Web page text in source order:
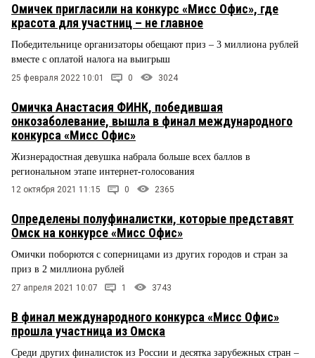
СТИЛЬ ЖИЗНИ
Омичек пригласили на конкурс «Мисс Офис», где
красота для участниц – не главное
Победительнице организаторы обещают приз – 3 миллиона рублей
вместе с оплатой налога на выигрыш
25 февраля 2022 10:01 0 3024
Омичка Анастасия ФИНК, победившая
онкозаболевание, вышла в финал международного
конкурса «Мисс Офис»
Жизнерадостная девушка набрала больше всех баллов в
региональном этапе интернет-голосования
12 октября 2021 11:15 0 2365
Определены полуфиналистки, которые представят
Омск на конкурсе «Мисс Офис»
Омички поборются с соперницами из других городов и стран за
приз в 2 миллиона рублей
27 апреля 2021 10:07 1 3743
В финал международного конкурса «Мисс Офис»
прошла участница из Омска
Среди других финалисток из России и десятка зарубежных стран –